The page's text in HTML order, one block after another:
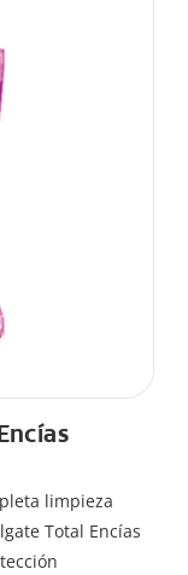
limpieza
Total Encías